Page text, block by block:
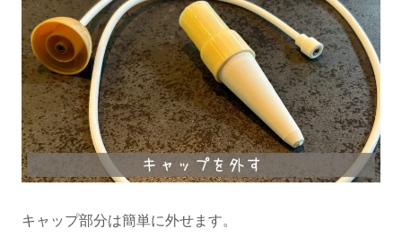
キャップ部分は簡単に外せます。